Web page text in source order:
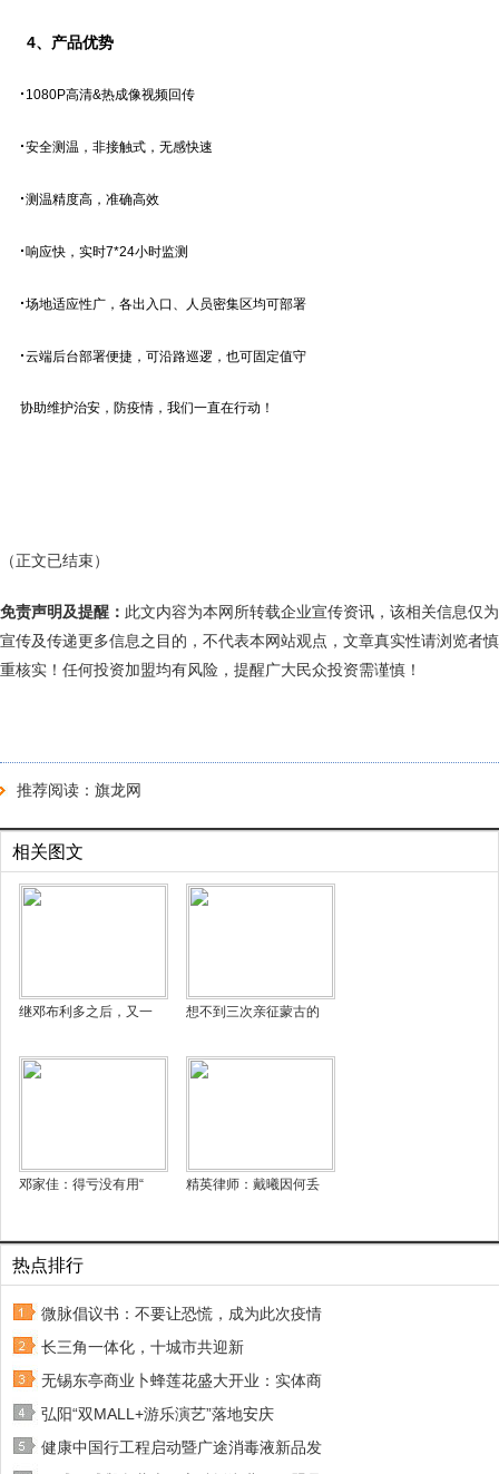
4、 产品优势
· 1080P高清&热成像视频回传
·安全测温，非接触式，无感快速
·测温精度高，准确高效
·响应快，实时7*24小时监测
·场地适应性广，各出入口、人员密集区均可部署
·云端后台部署便捷，可沿路巡逻，也可固定值守
协助维护治安，防疫情，我们一直在行动！
（正文已结束）
免责声明及提醒： 此文内容为本网所转载企业宣传资讯，该相关信息仅为
宣传及传递更多信息之目的，不代表本网站观点，文章真实性请浏览者慎
重核实！任何投资加盟均有风险，提醒广大民众投资需谨慎！
推荐阅读： 旗龙网
相关图文
继邓布利多之后，又一 想不到三次亲征蒙古的
邓家佳：得亏没有用“ 精英律师：戴曦因何丢
热点排行
微脉倡议书：不要让恐慌，成为此次疫情
长三角一体化，十城市共迎新
无锡东亭商业卜蜂莲花盛大开业：实体商
弘阳“双MALL+游乐演艺”落地安庆
健康中国行工程启动暨广途消毒液新品发